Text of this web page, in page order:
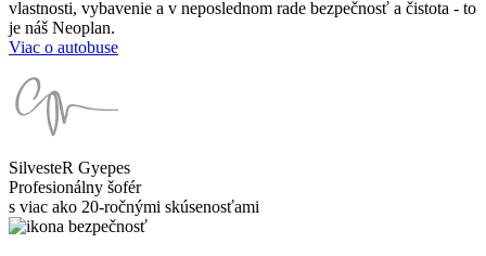
vlastnosti, vybavenie a v neposlednom rade bezpečnosť a čistota - to
je náš Neoplan.
Viac o autobuse
SilvesteR Gyepes
Profesionálny šofér
s viac ako 20-ročnými skúsenosťami